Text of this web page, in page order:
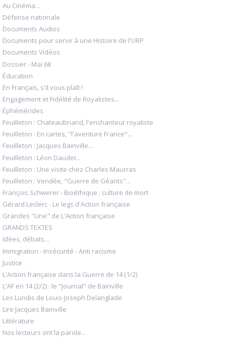
Au Cinéma...
Défense nationale
Documents Audios
Documents pour servir à une Histoire de l'URP
Documents Vidéos
Dossier - Mai 68
Éducation
En Français, s'il vous plaît !
Engagement et Fidélité de Royalistes...
Éphémérides
Feuilleton : Chateaubriand, l'enchanteur royaliste
Feuilleton : En cartes, "l'aventure France"...
Feuilleton : Jacques Bainville...
Feuilleton : Léon Daudet...
Feuilleton : Une visite chez Charles Maurras
Feuilleton : Vendée, "Guerre de Géants"...
François Schwerer - Bioéthique : culture de mort
Gérard Leclerc - Le legs d'Action française
Grandes "Une" de L'Action française
GRANDS TEXTES
Idées, débats...
Immigration - Insécurité - Anti racisme
Justice
L'Action française dans la Guerre de 14 (1/2)
L'AF en 14 (2/2) : le "Journal" de Bainville
Les Lundis de Louis-Joseph Delanglade
Lire Jacques Bainville
Littérature
Nos lecteurs ont la parole...